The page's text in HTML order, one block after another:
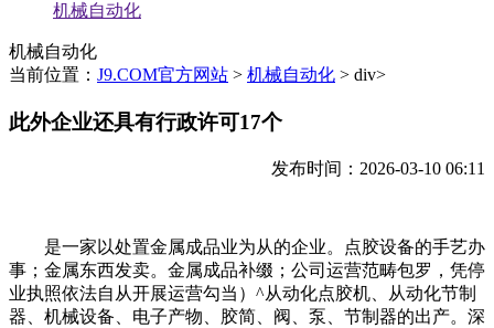
机械自动化
机械自动化
当前位置： J9.COM官方网站 > 机械自动化 > div>
此外企业还具有行政许可17个
发布时间：2026-03-10 06:11
是一家以处置金属成品业为从的企业。点胶设备的手艺办
事；金属东西发卖。金属成品补缀；公司运营范畴包罗，凭停
业执照依法自从开展运营勾当）^从动化点胶机、从动化节制
器、机械设备、电子产物、胶简、阀、泵、节制器的出产。深